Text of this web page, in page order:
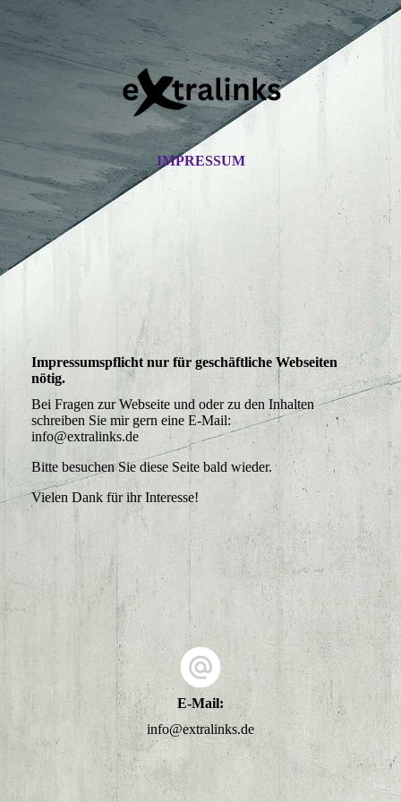
IMPRESSUM
Impressumspflicht nur für geschäftliche Webseiten
nötig.
Bei Fragen zur Webseite und oder zu den Inhalten
schreiben Sie mir gern eine E-Mail:
info@extralinks.de
Bitte besuchen Sie diese Seite bald wieder.
Vielen Dank für ihr Interesse!
E-Mail:
info@extralinks.de